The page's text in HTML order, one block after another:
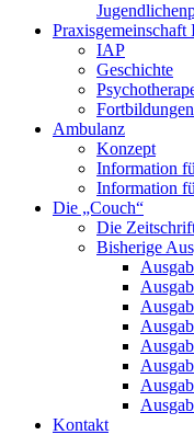
Praxisgemeinschaft
IAP
Geschichte
Ambulanz
Konzept
Information
Information
Die „Couch“
Die
Bisherige
Kontakt